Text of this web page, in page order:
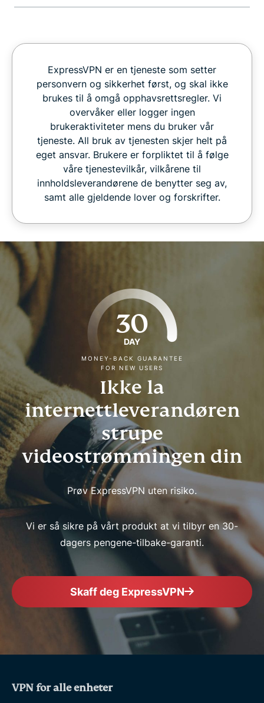
ExpressVPN er en tjeneste som setter
personvern og sikkerhet først, og skal ikke
brukes til å omgå opphavsrettsregler. Vi
overvåker eller logger ingen
brukeraktiviteter mens du bruker vår
tjeneste. All bruk av tjenesten skjer helt på
eget ansvar. Brukere er forpliktet til å følge
våre tjenestevilkår, vilkårene til
innholdsleverandørene de benytter seg av,
samt alle gjeldende lover og forskrifter.
30
DAY
MONEY-BACK GUARANTEE
FOR NEW USERS
Ikke la
internettleverandøren
strupe
videostrømmingen din
Prøv ExpressVPN uten risiko.
Vi er så sikre på vårt produkt at vi tilbyr en 30-
dagers pengene-tilbake-garanti.
Skaff deg ExpressVPN
VPN for alle enheter